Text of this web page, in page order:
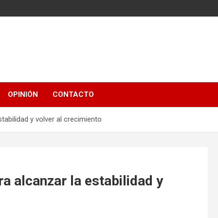
OPINIÓN CONTACTO
y volver al crecimiento
alcanzar la estabilidad y